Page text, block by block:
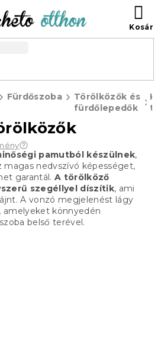
Fürdőszoba
Törölközők és
fürdőlepedők
pamutból készülnek,
magas nedvszívó képességet,
garantál. A törölköző
szegéllyel díszítik, ami
A vonzó megjelenést lágy
amelyeket könnyedén
belső terével.